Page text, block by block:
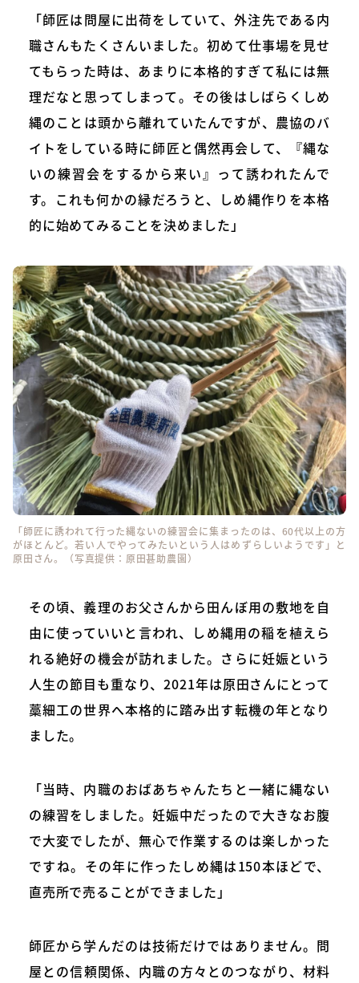
「師匠は問屋に出荷をしていて、外注先である内
職さんもたくさんいました。初めて仕事場を見せ
てもらった時は、あまりに本格的すぎて私には無
理だなと思ってしまって。その後はしばらくしめ
縄のことは頭から離れていたんですが、農協のバ
イトをしている時に師匠と偶然再会して、『縄な
いの練習会をするから来い』って誘われたんで
す。これも何かの縁だろうと、しめ縄作りを本格
的に始めてみることを決めました」
「師匠に誘われて行った縄ないの練習会に集まったのは、60代以上の方
がほとんど。若い人でやってみたいという人はめずらしいようです」と
原田さん。（写真提供：原田甚助農園）
その頃、義理のお父さんから田んぼ用の敷地を自
由に使っていいと言われ、しめ縄用の稲を植えら
れる絶好の機会が訪れました。さらに妊娠という
人生の節目も重なり、2021年は原田さんにとって
藁細工の世界へ本格的に踏み出す転機の年となり
ました。
「当時、内職のおばあちゃんたちと一緒に縄ない
の練習をしました。妊娠中だったので大きなお腹
で大変でしたが、無心で作業するのは楽しかった
ですね。その年に作ったしめ縄は150本ほどで、
直売所で売ることができました」
師匠から学んだのは技術だけではありません。問
屋との信頼関係、内職の方々とのつながり、材料